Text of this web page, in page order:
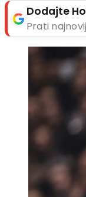
Dodajte
Prati